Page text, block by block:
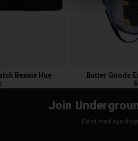
Beanie Hue
Butter Goods
Join
Først med nye